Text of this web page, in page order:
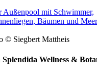
© Siegbert Mattheis
Wellness &